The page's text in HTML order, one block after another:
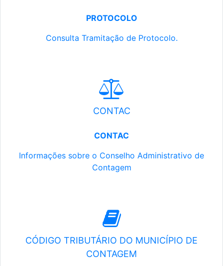
PROTOCOLO
Consulta Tramitação de Protocolo.
CONTAC
CONTAC
Informações sobre o Conselho Administrativo de
Contagem
CÓDIGO TRIBUTÁRIO DO MUNICÍPIO DE
CONTAGEM